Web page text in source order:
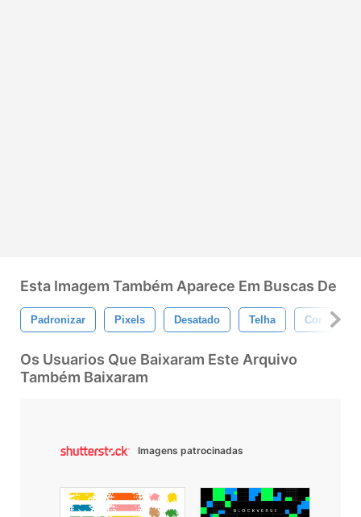
Esta Imagem Também Aparece Em Buscas De
Padronizar Pixels Desatado Telha Cor
Os Usuarios Que Baixaram Este Arquivo
Também Baixaram
Imagens patrocinadas